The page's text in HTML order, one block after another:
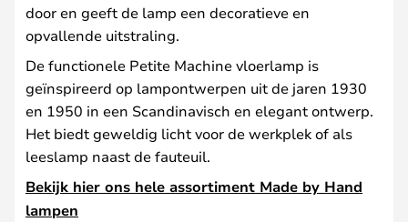
door en geeft de lamp een decoratieve en
opvallende uitstraling.
De functionele Petite Machine vloerlamp is
geïnspireerd op lampontwerpen uit de jaren 1930
en 1950 in een Scandinavisch en elegant ontwerp.
Het biedt geweldig licht voor de werkplek of als
leeslamp naast de fauteuil.
Bekijk hier ons hele assortiment Made by Hand
lampen